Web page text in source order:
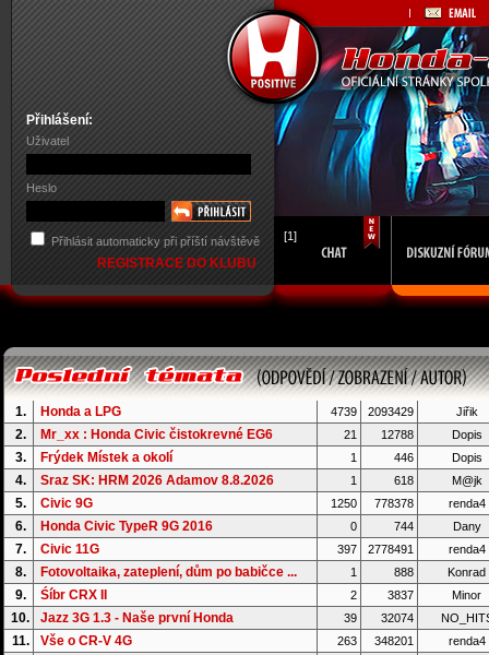
Přihlášení:
Uživatel
Heslo
Přihlásit automaticky při příští návštěvě
REGISTRACE DO KLUBU
[1]
1. Honda a LPG 4739 2093429 Jiřik
2. Mr_xx : Honda Civic čistokrevné EG6 21 12788 Dopis
3. Frýdek Místek a okolí 1 446 Dopis
4. Sraz SK: HRM 2026 Adamov 8.8.2026 1 618 M@jk
5. Civic 9G 1250 778378 renda4
6. Honda Civic TypeR 9G 2016 0 744 Dany
7. Civic 11G 397 2778491 renda4
8. Fotovoltaika, zateplení, dům po babičce ... 1 888 Konrad
9. Śíbr CRX II 2 3837 Minor
10. Jazz 3G 1.3 - Naše první Honda 39 32074
11. Vše o CR-V 4G 263 348201 renda4